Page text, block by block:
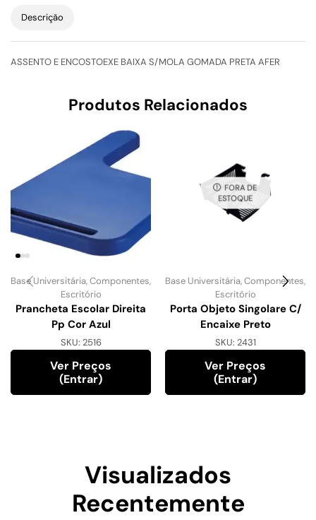
Descrição
ASSENTO E ENCOSTOEXE BAIXA S/MOLA GOMADA PRETA AFER
Produtos Relacionados
Base Universitária,Componentes,
Escritório
Prancheta Escolar Direita
Pp Cor Azul
SKU: 2516
Ver Preços
(entrar)
FORA DE
ESTOQUE
Base Universitária,Componentes,
Escritório
Porta Objeto Singolare C/
Encaixe Preto
SKU: 2431
Ver Preços
(entrar)
Visualizados
Recentemente